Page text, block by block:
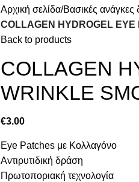
Αρχική σελίδα Βασικές ανάγκες
COLLAGEN HYDROGEL EYE
Back to products
COLLAGEN
WRINKLE
€3.00
Eye Patches με Κολλαγόνο
Αντιρυτιδική δράση
Πρωτοποριακή τεχνολογία